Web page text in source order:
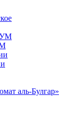
аль-Булгар»